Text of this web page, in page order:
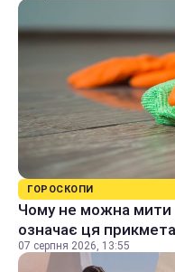
ГОРОСКОПИ
Чому не можна мити
означає ця
07 серпня 2026, 13:55